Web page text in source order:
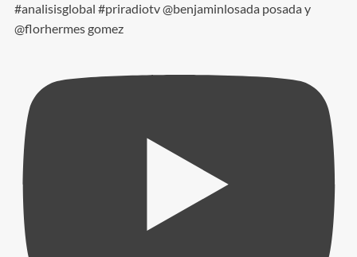
#analisisglobal #priradiotv @benjaminlosada posada y
@florhermes gomez